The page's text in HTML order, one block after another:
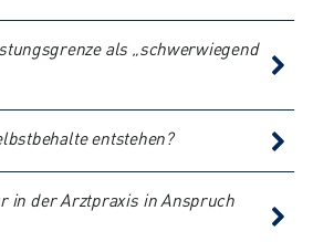
als „schwerwiegend
entstehen?
in der Arztpraxis in Anspruch